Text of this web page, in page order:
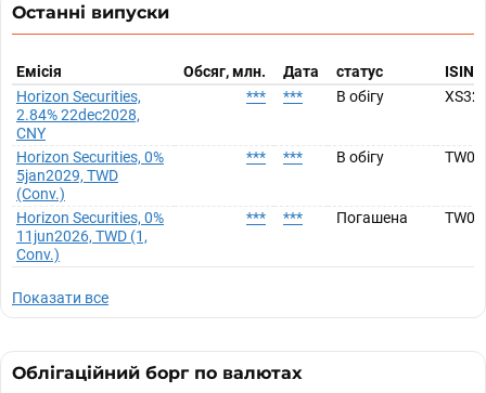
Останні випуски
Емісія Обсяг, млн. Дата статус
ISIN
Horizon Securities,
2.84% 22dec2028,
CNY
*** *** В обігу
Horizon Securities, 0%
5jan2029, TWD
(Conv.)
*** *** В обігу
Horizon Securities, 0%
11jun2026, TWD (1,
Conv.)
*** *** Погашена
Показати все
Облігаційний борг по валютах